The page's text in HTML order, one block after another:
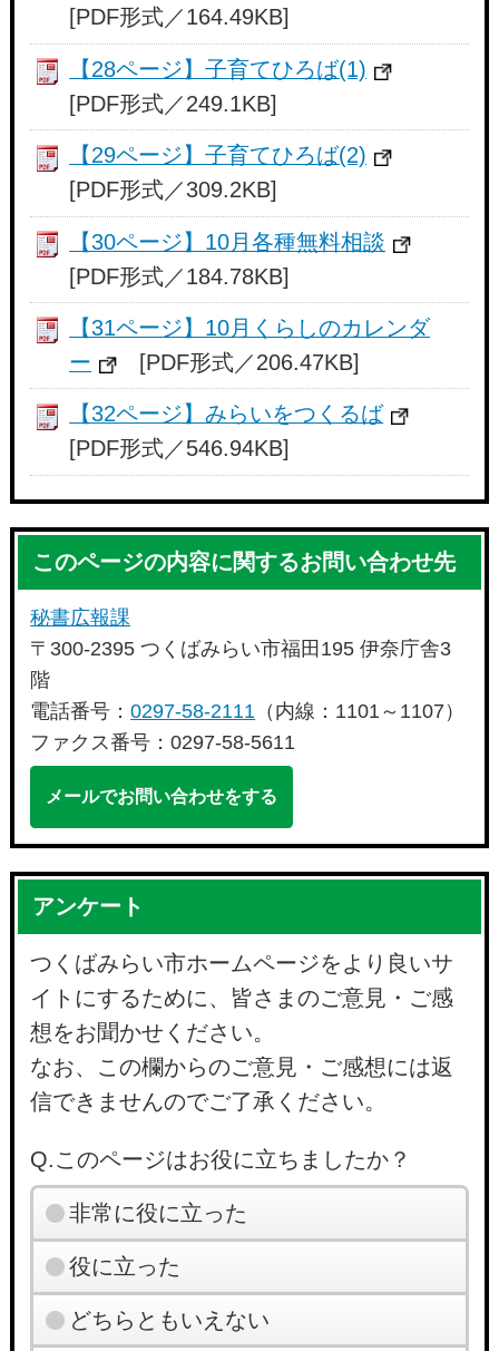
[PDF形式／164.49KB]
【28ページ】子育てひろば(1)
[PDF形式／249.1KB]
【29ページ】子育てひろば(2)
[PDF形式／309.2KB]
【30ページ】10月各種無料相談
[PDF形式／184.78KB]
【31ページ】10月くらしのカレンダ
ー
[PDF形式／206.47KB]
【32ページ】みらいをつくるば
[PDF形式／546.94KB]
このページの内容に関するお問い合わせ先
秘書広報課
〒300-2395 つくばみらい市福田195 伊奈庁舎3
階
電話番号：0297-58-2111 （内線：1101～1107）
ファクス番号：0297-58-5611
メールでお問い合わせをする
アンケート
つくばみらい市ホームページをより良いサ
イトにするために、皆さまのご意見・ご感
想をお聞かせください。
なお、この欄からのご意見・ご感想には返
信できませんのでご了承ください。
Q.このページはお役に立ちましたか？
非常に役に立った
役に立った
どちらともいえない